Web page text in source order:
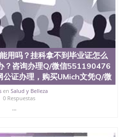
用吗？挂科拿不到毕业证怎么
？咨询办理Q/微信551190476
公证办理，购买UMich文凭Q/微
en Salud y Belleza
0 Respuestas
...